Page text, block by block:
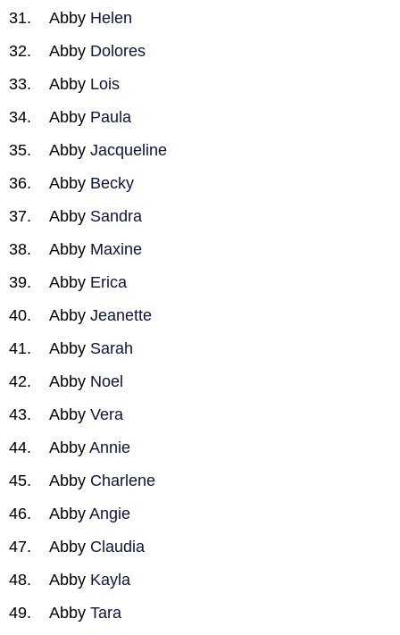
Abby Helen
Abby Dolores
Abby Lois
Abby Paula
Abby Jacqueline
Abby Becky
Abby Sandra
Abby Maxine
Abby Erica
Abby Jeanette
Abby Sarah
Abby Noel
Abby Vera
Abby Annie
Abby Charlene
Abby Angie
Abby Claudia
Abby Kayla
Abby Tara